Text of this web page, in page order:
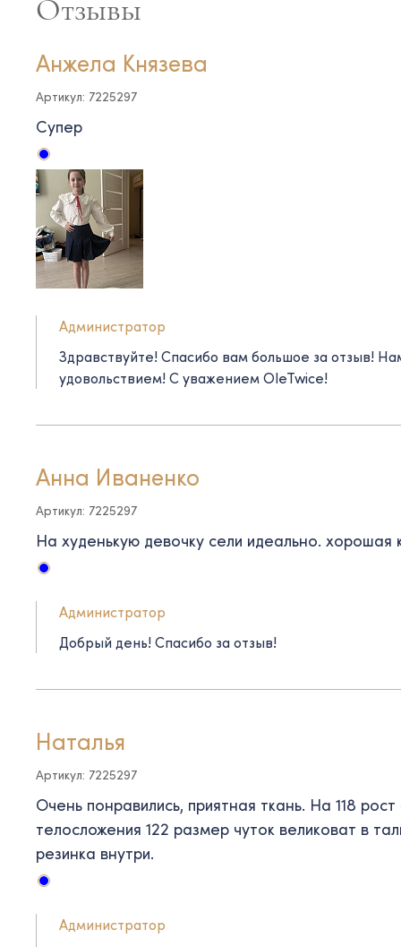
Отзывы
Анжела Князева
Артикул: 7225297
Супер
Администратор
Здравствуйте! Спасибо вам большое за отзыв!
удовольствием! С уважением OleTwice!
Анна Иваненко
Артикул: 7225297
На худенькую девочку сели идеально. хорошая
Администратор
Добрый день! Спасибо за отзыв!
Наталья
Артикул: 7225297
Очень понравились, приятная ткань. На 118
телосложения 122 размер чуток великоват в
резинка внутри.
Администратор